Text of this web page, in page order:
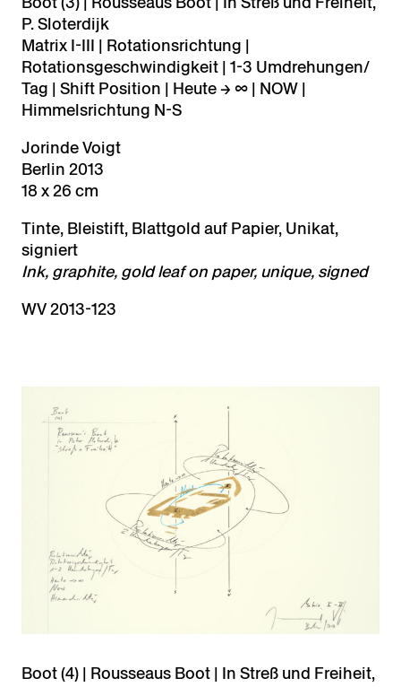
P. Sloterdijk
Matrix I-III | Rotationsrichtung |
Rotationsgeschwindigkeit | 1-3 Umdrehungen/
Tag | Shift Position | Heute → ∞ | NOW |
Himmelsrichtung N-S
Jorinde Voigt
Berlin 2013
18 x 26 cm
Tinte, Bleistift, Blattgold auf Papier, Unikat,
signiert
Ink, graphite, gold leaf on paper, unique, signed
WV 2013-123
Boot (4) | Rousseaus Boot | In Streß und Freiheit,